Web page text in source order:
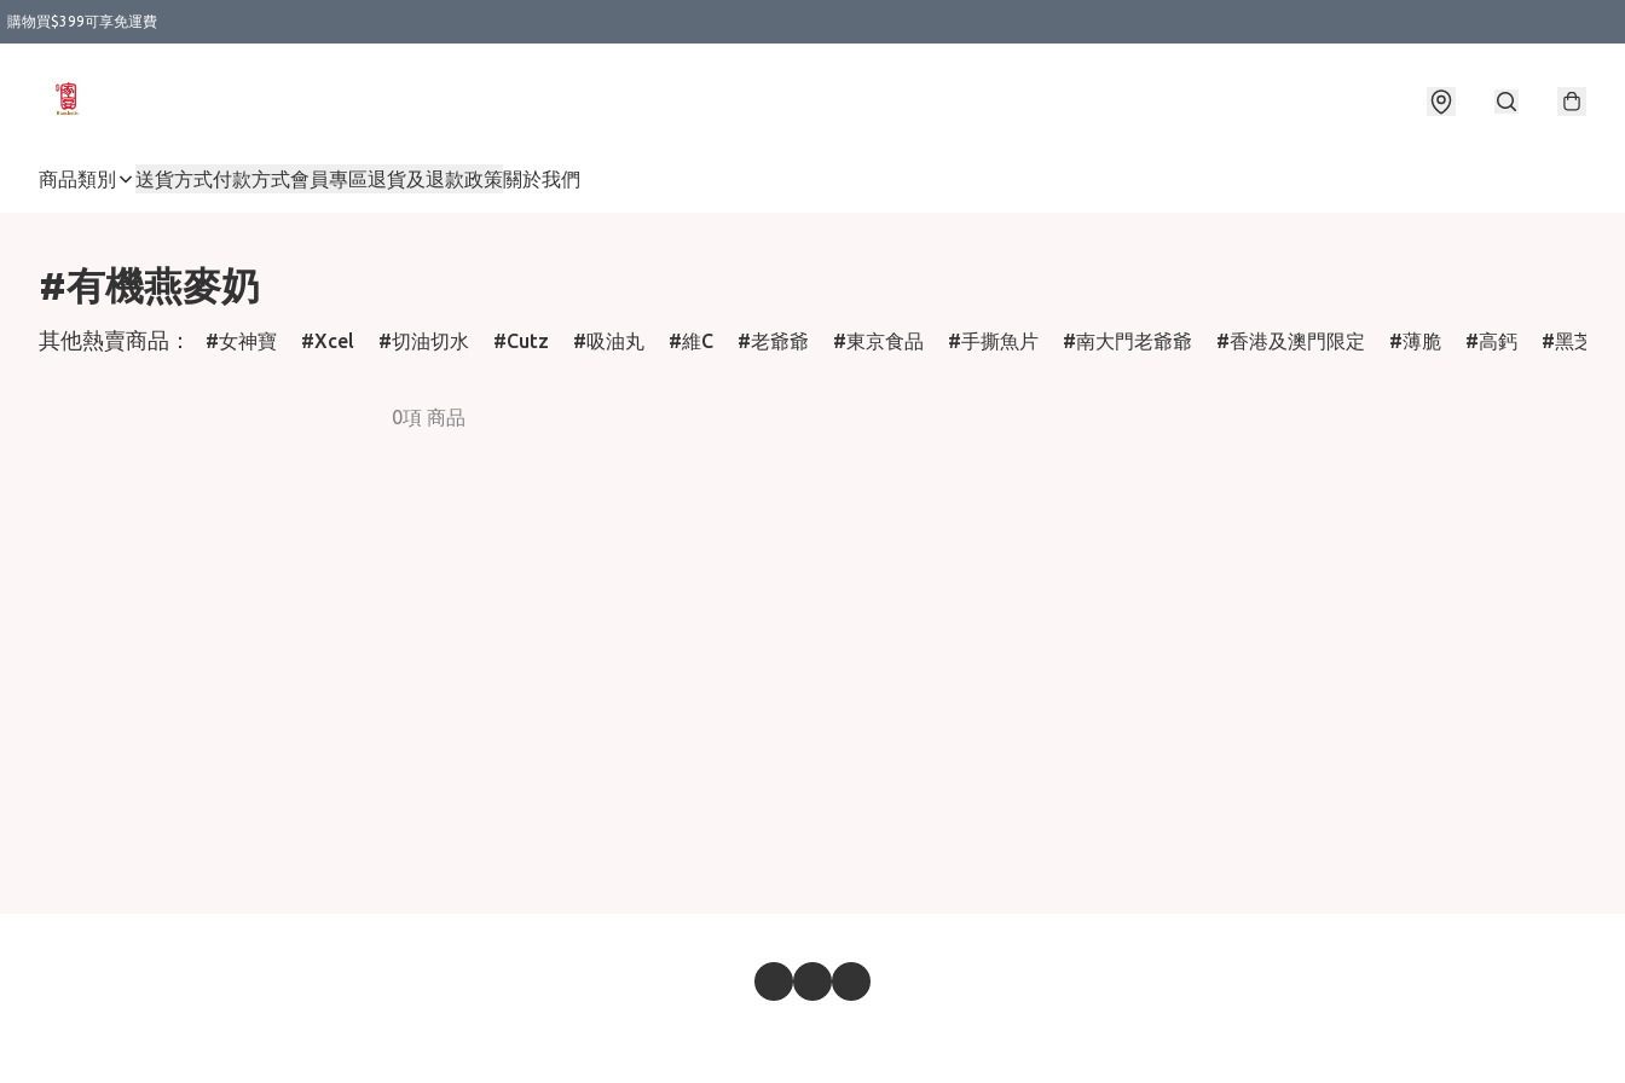
購物買$399可享免運費
商品類別 送貨方式付款方式會員專區退貨及退款政策關於我們
#有機燕麥奶
其他熱賣商品： 女神寶 Xcel 切油切水 Cutz 吸油丸 維C 老爺爺 東京食品 手撕魚片 南大門老爺爺 香港及澳門限定 薄脆 高鈣 黑芝麻
0項 商品